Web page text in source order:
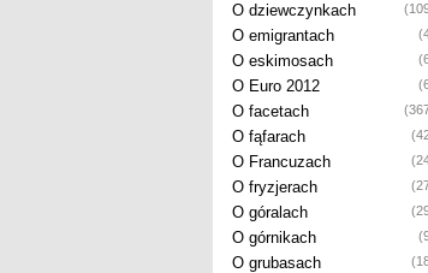
O dziewczynkach
O emigrantach
O eskimosach
O Euro 2012
O facetach
O fąfarach
O Francuzach
O fryzjerach
O góralach
O górnikach
O grubasach